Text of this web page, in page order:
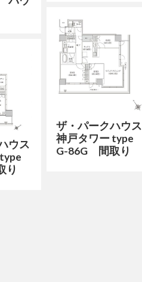
ザ・パークハウス
神戸タワー type
G-86G 間取り
ウス
り